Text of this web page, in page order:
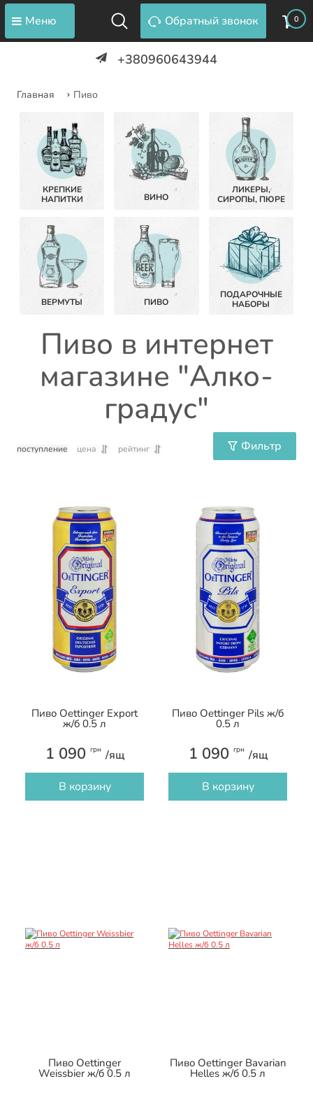
Меню Обратный звонок 0
+380960643944
Главная Пиво
КРЕПКИЕ
НАПИТКИ
ВИНО
ЛИКЕРЫ,
СИРОПЫ, ПЮРЕ
ВЕРМУТЫ ПИВО
ПОДАРОЧНЫЕ
НАБОРЫ
Пиво в интернет
магазине "Алко-
градус"
поступление цена рейтинг Фильтр
Пиво Oettinger Export
ж/б 0.5 л
1 090 грн /ящ
В корзину
Пиво Oettinger Pils ж/б
0.5 л
1 090 грн /ящ
В корзину
Пиво Oettinger
Weissbier ж/б 0.5 л
Пиво Oettinger Bavarian
Helles ж/б 0.5 л